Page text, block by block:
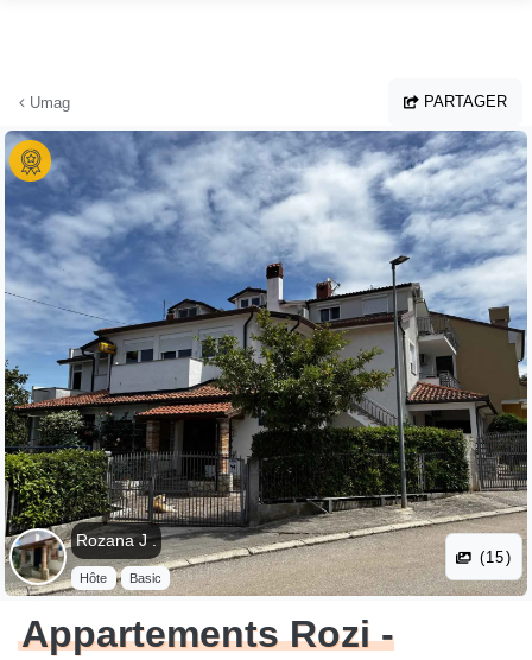
Umag PARTAGER
Rozana J .
Hôte Basic
(15)
Appartements Rozi -